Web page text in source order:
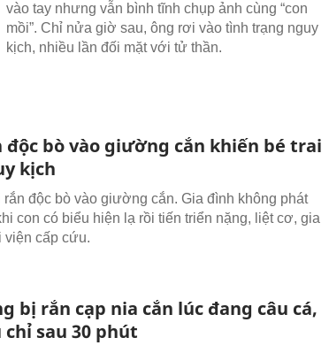
vào tay nhưng vẫn bình tĩnh chụp ảnh cùng “con
mồi”. Chỉ nửa giờ sau, ông rơi vào tình trạng nguy
kịch, nhiều lần đối mặt với tử thần.
độc bò vào giường cắn khiến bé trai
kịch
rắn độc bò vào giường cắn. Gia đình không phát
con có biểu hiện lạ rồi tiến triển nặng, liệt cơ, gia
viện cấp cứu.
bị rắn cạp nia cắn lúc đang câu cá,
sau 30 phút